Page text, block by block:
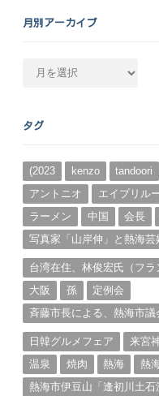
月別アーカイブ
カ
ブ
タグ
(2023 kenzo tandoori
アントニオ
エイプリル
ラーメン
中国 会長
写真家「山岸伸」と熱海
台湾在住、林俊宏氏（フ
大阪
孫
定例会
斉藤市長による、熱海市
日韓グルメフェア
来宮
温泉
焼肉 熱海
熱
熱海市伊豆山「逢初川土